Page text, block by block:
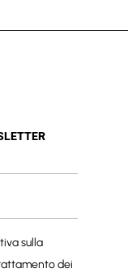
sulla
dei